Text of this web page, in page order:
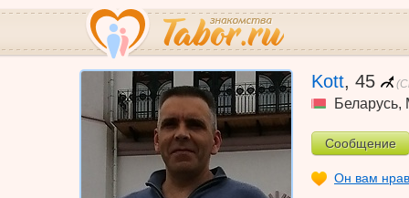
Kott, 45
Беларусь,
Сообщение
Он вам